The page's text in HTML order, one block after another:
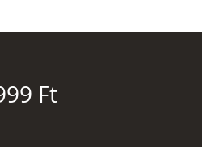
FtÁr